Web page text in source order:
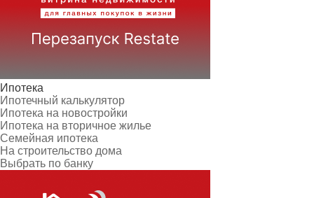
Ипотека
Ипотечный калькулятор
Ипотека на новостройки
Ипотека на вторичное жилье
Семейная ипотека
На строительство дома
Выбрать по банку